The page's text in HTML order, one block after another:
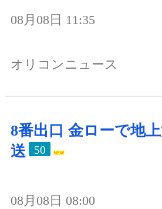
08月08日 11:35
オリコンニュース
8番出口 金ローで地
送
50
08月08日 08:00